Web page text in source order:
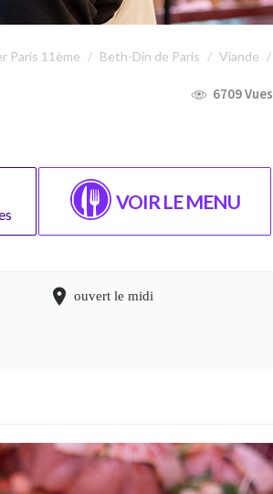
Paris 11ème Beth-Din de Paris Viande
6709 Vues
VOIR LE MENU
ouvert le midi